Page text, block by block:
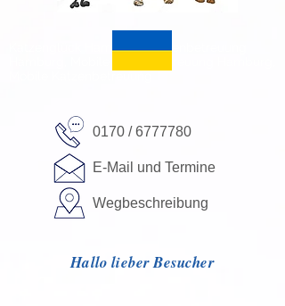
Katzenglück Hamburg, Katzenbetreuung
E-Mail und Termine
0170 /6777780
Wegbeschreibung
Hallo lieber Besucher